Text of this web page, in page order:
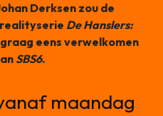
Derksen zou de
De Hanslers:
eens verwelkomen
SBS6.
maandag